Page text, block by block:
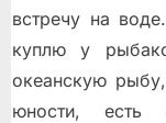
встречу на
куплю у
океанскую
юности, есть